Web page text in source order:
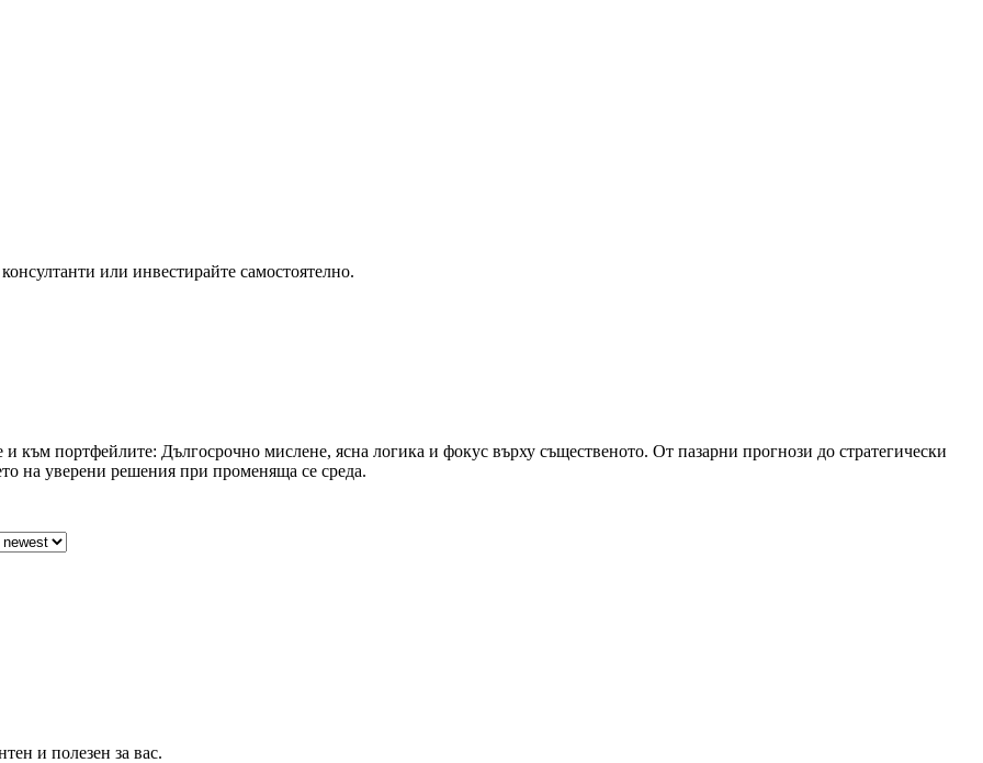
или инвестирайте самостоятелно.
към портфейлите: Дългосрочно мислене, ясна логика и фокус върху същественото. От пазарни прогнози до стратегически
на уверени решения при променяща се среда.
и полезен за вас.